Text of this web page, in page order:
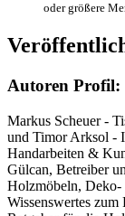
oder größere
Autoren Profil:
Markus Scheuer -
und Timor Arksol -
Handarbeiten &
Gülcan, Betreiber
Holzmöbeln, Deko-
Wissenswertes